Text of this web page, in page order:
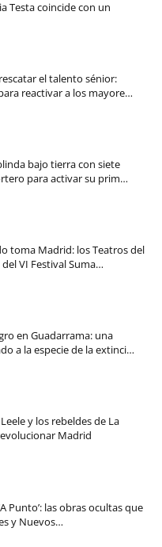
Testa coincide con un
el talento sénior:
reactivar a los mayore…
bajo tierra con siete
para activar su prim…
toma Madrid: los Teatros del
VI Festival Suma…
en Guadarrama: una
a la especie de la extinci…
y los rebeldes de La
Madrid
Punto’: las obras ocultas que
y Nuevos…